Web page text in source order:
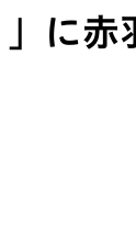
」に赤